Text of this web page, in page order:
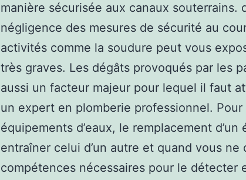
manière sécurisée aux canaux souterrains.
négligence des mesures de sécurité au
activités comme la soudure peut vous
très graves. Les dégâts provoqués par les
aussi un facteur majeur pour lequel il faut
un expert en plomberie professionnel.
équipements d’eaux, le remplacement
entraîner celui d’un autre et quand vous ne
compétences nécessaires pour le détecter